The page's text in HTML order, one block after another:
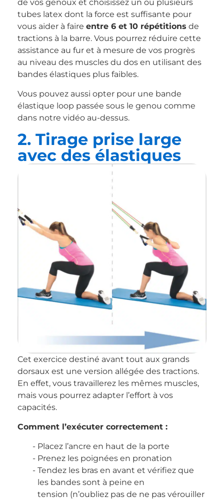
de vos genoux et choisissez un ou plusieurs
tubes latex dont la force est suffisante pour
vous aider à faire entre 6 et 10 répétitions de
tractions à la barre. Vous pourrez réduire cette
assistance au fur et à mesure de vos progrès
au niveau des muscles du dos en utilisant des
bandes élastiques plus faibles.
Vous pouvez aussi opter pour une bande
élastique loop passée sous le genou comme
dans notre vidéo au-dessus.
2. Tirage prise large
avec des élastiques
Cet exercice destiné avant tout aux grands
dorsaux est une version allégée des tractions.
En effet, vous travaillerez les mêmes muscles,
mais vous pourrez adapter l’effort à vos
capacités.
Comment l’exécuter correctement :
Placez l’ancre en haut de la porte
Prenez les poignées en pronation
Tendez les bras en avant et vérifiez que
les bandes sont à peine en
tension (n’oubliez pas de ne pas vérouiller